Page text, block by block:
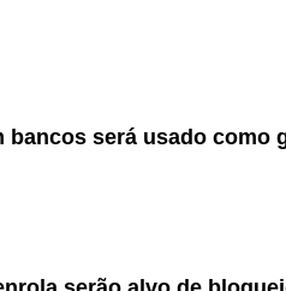
bancos será usado como